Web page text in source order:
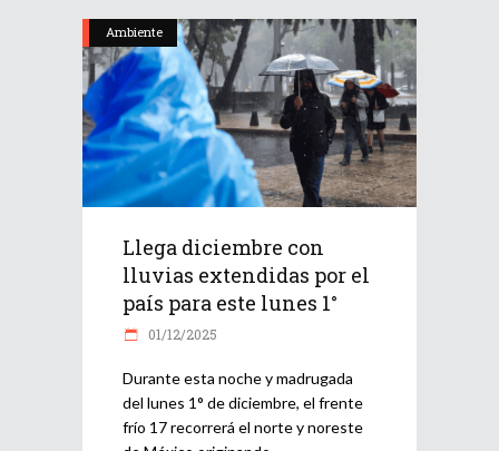
Ambiente
Llega diciembre con
lluvias extendidas por el
país para este lunes 1°
01/12/2025
Durante esta noche y madrugada
del lunes 1° de diciembre, el frente
frío 17 recorrerá el norte y noreste